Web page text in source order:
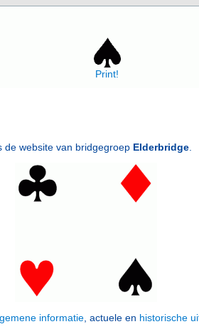
Print!
de website van bridgegroep Elderbridge.
informatie , actuele en historische